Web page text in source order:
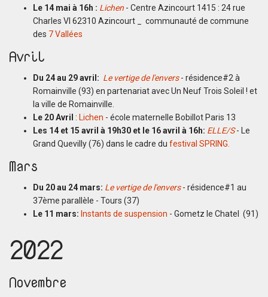
Le 14 mai à 16h : Lichen - Centre Azincourt 1415 : 24 rue
Charles VI 62310 Azincourt _ communauté de commune
des 7 Vallées
Avril
Du 24 au 29avril: Le vertige de l'envers- résidence#2 à
Romainville (93) en partenariat avec Un Neuf Trois Soleil ! et
la ville de Romainville.
Le 20 Avril : Lichen - école maternelle Bobillot Paris 13
Les 14 et 15 avril à 19h30 et le 16 avril à 16h: ELLE/S- Le
Grand Quevilly (76) dans le cadre du festival SPRING.
Mars
Du 20 au 24 mars: Le vertige de l'envers- résidence#1 au
37ème parallèle - Tours (37)
Le 11 mars: Instants de suspension - Gometz le Chatel (91)
2022
Novembre